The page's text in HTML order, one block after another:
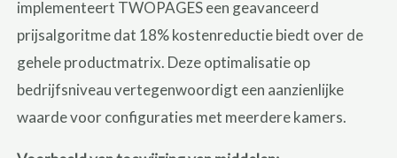
implementeert TWOPAGES een geavanceerd
prijsalgoritme dat 18% kostenreductie biedt over de
gehele productmatrix. Deze optimalisatie op
bedrijfsniveau vertegenwoordigt een aanzienlijke
waarde voor configuraties met meerdere kamers.